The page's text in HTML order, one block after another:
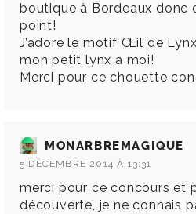
boutique à Bordeaux donc
point!
J’adore le motif Œil de
mon petit lynx a moi!
Merci pour ce chouette
MONARBREMAGIQUE
5 DÉCEMBRE 2014 À 13:31
merci pour ce concours et
découverte, je ne connais